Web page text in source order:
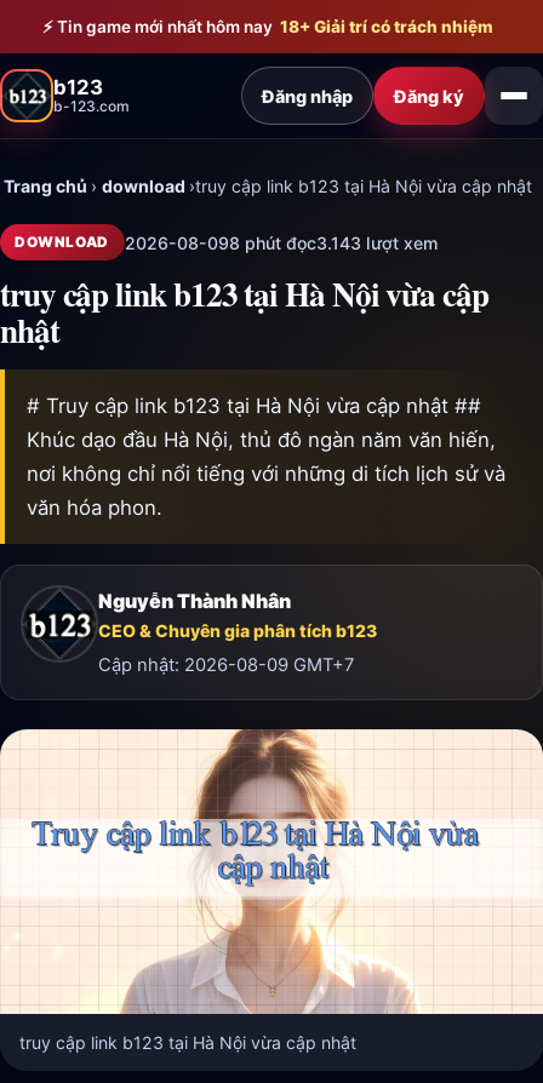
Bỏ qua đến nội dung chính
⚡ Tin game mới nhất hôm nay 18+ Giải trí có trách nhiệm
b123
b-123.com Đăng nhập Đăng ký
Trang chủ › download ›truy cập link b123 tại Hà Nội vừa cập nhật
DOWNLOAD 2026-08-098 phút đọc3.143 lượt xem
truy cập link b123 tại Hà Nội vừa cập
nhật
# Truy cập link b123 tại Hà Nội vừa cập nhật ##
Khúc dạo đầu Hà Nội, thủ đô ngàn năm văn hiến,
nơi không chỉ nổi tiếng với những di tích lịch sử và
văn hóa phon.
Nguyễn Thành Nhân
CEO & Chuyên gia phân tích b123
Cập nhật: 2026-08-09 GMT+7
truy cập link b123 tại Hà Nội vừa cập nhật